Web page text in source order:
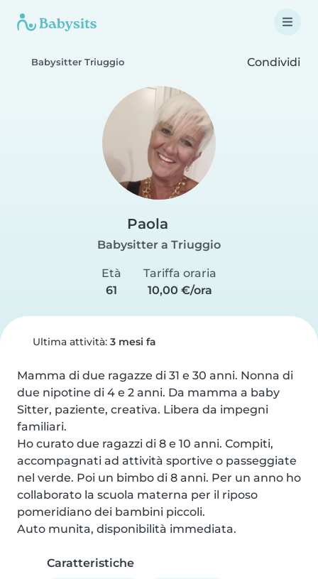
Babysitter Triuggio Condividi
Paola
Babysitter a Triuggio
Età
61
Tariffa oraria
10,00 €/ora
Ultima attività: 3 mesi fa
Mamma di due ragazze di 31 e 30 anni. Nonna di
due nipotine di 4 e 2 anni. Da mamma a baby
Sitter, paziente, creativa. Libera da impegni
familiari.
Ho curato due ragazzi di 8 e 10 anni. Compiti,
accompagnati ad attività sportive o passeggiate
nel verde. Poi un bimbo di 8 anni. Per un anno ho
collaborato la scuola materna per il riposo
pomeridiano dei bambini piccoli.
Auto munita, disponibilità immediata.
Caratteristiche